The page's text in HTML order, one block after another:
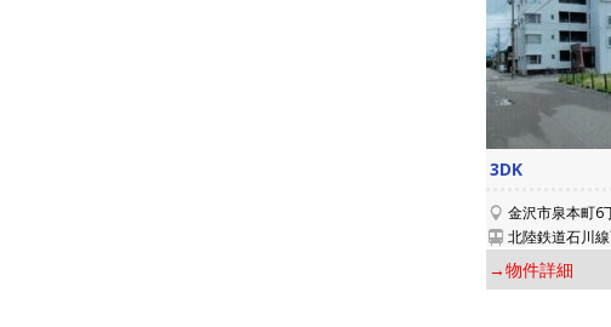
3DK
金沢市泉本町6
北陸鉄道石川
→物件詳細